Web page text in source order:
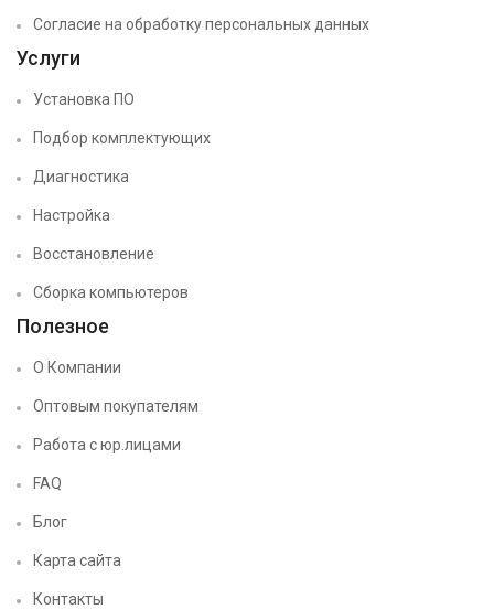
Согласие на обработку персональных данных
Услуги
Установка ПО
Подбор комплектующих
Диагностика
Настройка
Восстановление
Сборка компьютеров
Полезное
О Компании
Оптовым покупателям
Работа с юр.лицами
FAQ
Блог
Карта сайта
Контакты